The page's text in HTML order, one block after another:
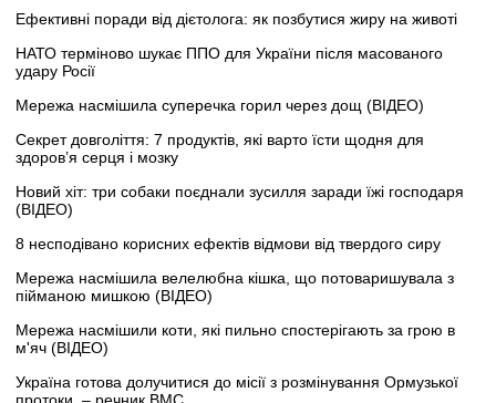
Ефективні поради від дієтолога: як позбутися жиру на животі
НАТО терміново шукає ППО для України після масованого
удару Росії
Мережа насмішила суперечка горил через дощ (ВІДЕО)
Секрет довголіття: 7 продуктів, які варто їсти щодня для
здоров’я серця і мозку
Новий хіт: три собаки поєднали зусилля заради їжі господаря
(ВІДЕО)
8 несподівано корисних ефектів відмови від твердого сиру
Мережа насмішила велелюбна кішка, що потоваришувала з
пійманою мишкою (ВІДЕО)
Мережа насмішили коти, які пильно спостерігають за грою в
м'яч (ВІДЕО)
Україна готова долучитися до місії з розмінування Ормузької